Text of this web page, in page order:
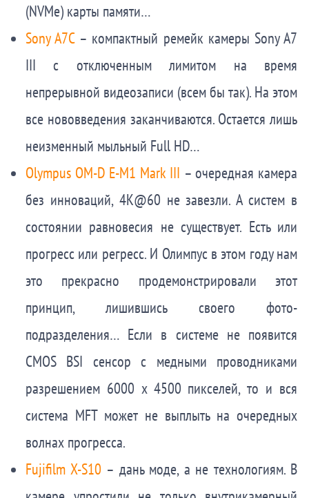
(NVMe) карты памяти…
Sony A7C– компактный ремейк камеры Sony A7
III с отключенным лимитом на время
непрерывной видеозаписи (всем бы так). На этом
все нововведения заканчиваются. Остается лишь
неизменный мыльный Full HD…
Olympus OM-D E-M1 Mark III – очередная камера
без инноваций, 4K@60 не завезли. А систем в
состоянии равновесия не существует. Есть или
прогресс или регресс. И Олимпус в этом году нам
это прекрасно продемонстрировали этот
принцип, лишившись своего фото-
подразделения… Если в системе не появится
CMOS BSI сенсор с медными проводниками
разрешением 6000 x 4500 пикселей, то и вся
система MFT может не выплыть на очередных
волнах прогресса.
Fujifilm X-S10 – дань моде, а не технологиям. В